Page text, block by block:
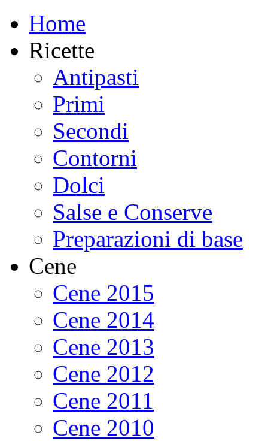
Home
Ricette
Antipasti
Primi
Secondi
Contorni
Dolci
Salse e Conserve
Preparazioni di base
Cene
Cene 2015
Cene 2014
Cene 2013
Cene 2012
Cene 2011
Cene 2010